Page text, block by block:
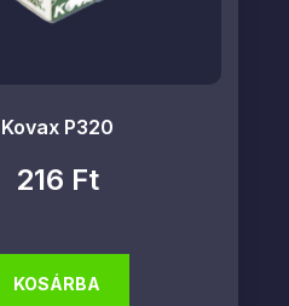
Kovax P320
216 Ft
KOSÁRBA